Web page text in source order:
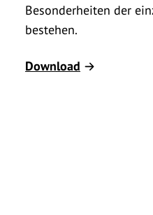
Besonderheiten der
bestehen.
Download